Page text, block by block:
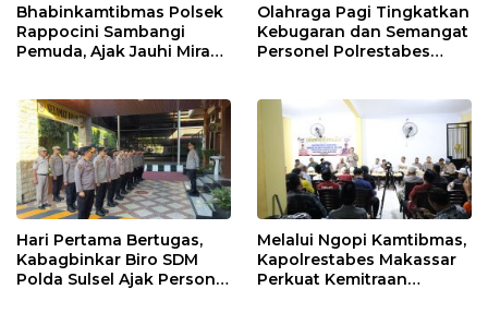
Bhabinkamtibmas Polsek
Rappocini Sambangi
Pemuda, Ajak Jauhi Miras,
Olahraga Pagi Tingkatkan
Kebugaran dan Semangat
Personel Polrestabes
Hari Pertama Bertugas,
Kabagbinkar Biro SDM
Polda Sulsel Ajak Personel
Melalui Ngopi Kamtibmas,
Kapolrestabes Makassar
Perkuat Kemitraan